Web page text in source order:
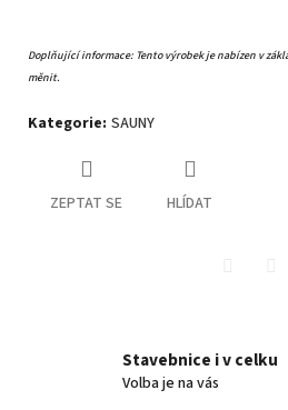
Doplňující informace: Tento výrobek je nabízen v
měnit.
Kategorie: SAUNY
ZEPTAT SE HLÍDAT
Stavebnice i v celku
Volba je na vás